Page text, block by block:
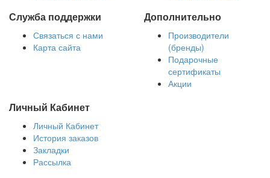
Служба поддержки
Связаться с нами
Карта сайта
Дополнительно
Производители
(бренды)
Подарочные
сертификаты
Акции
Личный Кабинет
Личный Кабинет
История заказов
Закладки
Рассылка